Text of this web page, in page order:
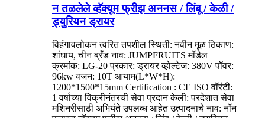
न तळलेले व्हॅक्यूम फ्रीझ अननस / लिंबू / केळी /
ड्युरियन ड्रायर
विहंगावलोकन त्वरित तपशील स्थिती: नवीन मूळ ठिकाण:
शांघाय, चीन ब्रँड नाव: JUMPFRUITS मॉडेल
क्रमांक: LG-20 प्रकार: ड्रायर व्होल्टेज: 380V पॉवर:
96kw वजन: 10T आयाम(L*W*H):
1200*1500*15mm Certification : CE ISO वॉरंटी:
1 वर्षाच्या विक्रीनंतरची सेवा प्रदान केली: परदेशात सेवा
मशिनरीसाठी अभियंते उपलब्ध आहेत उत्पादनाचे नाव: नॉन